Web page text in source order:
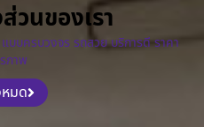
วนของเรา
บบครบวงจร รถสวย บริการดี ราคา
ภาพ
มด